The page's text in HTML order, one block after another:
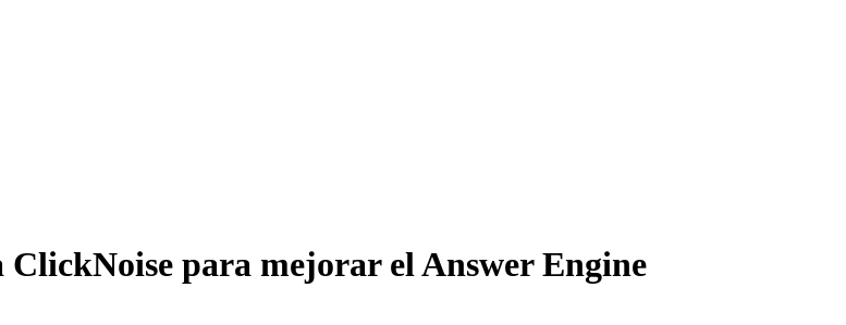
ClickNoise para mejorar el Answer Engine